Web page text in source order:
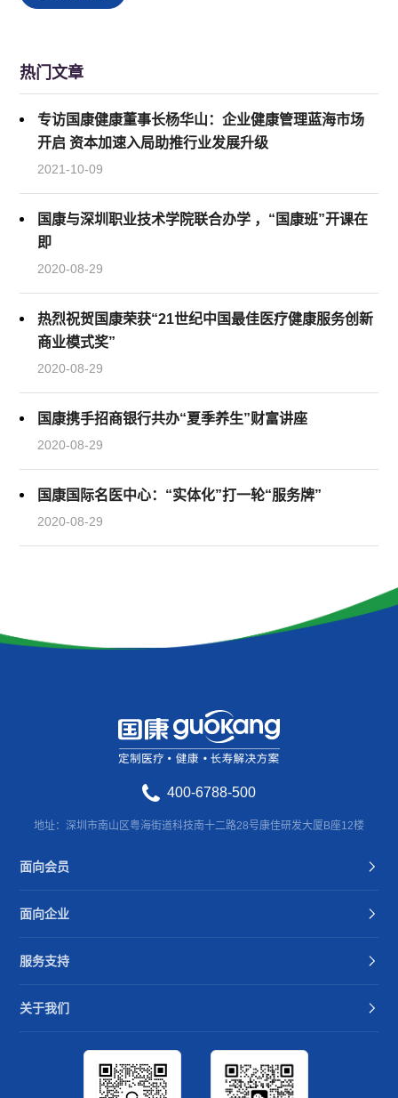
热门文章
专访国康健康董事长杨华山：企业健康管理蓝海市场
开启 资本加速入局助推行业发展升级
2021-10-09
国康与深圳职业技术学院联合办学 ，“国康班”开课在
即
2020-08-29
热烈祝贺国康荣获“21世纪中国最佳医疗健康服务创新
商业模式奖”
2020-08-29
国康携手招商银行共办“夏季养生”财富讲座
2020-08-29
国康国际名医中心：“实体化”打一轮“服务牌”
2020-08-29
400-6788-500
地址：深圳市南山区粤海街道科技南十二路28号康佳研发大厦B座12楼
面向会员
面向企业
服务支持
关于我们